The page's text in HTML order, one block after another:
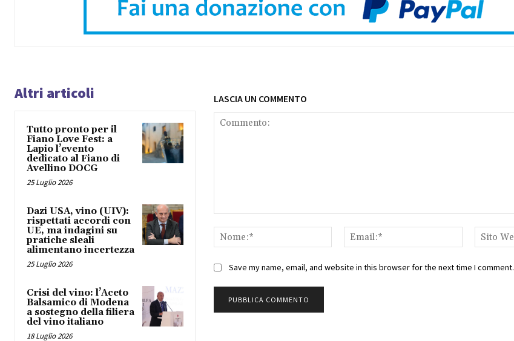
Altri articoli
Tutto pronto per il
Fiano Love Fest: a
Lapio l’evento
dedicato al Fiano di
Avellino DOCG
25 Luglio 2026
Dazi USA, vino (UIV):
rispettati accordi con
UE, ma indagini su
pratiche sleali
alimentano incertezza
25 Luglio 2026
Crisi del vino: l’Aceto
Balsamico di Modena
a sostegno della filiera
del vino italiano
18 Luglio 2026
LASCIA UN COMMENTO
Nome:*
Email:*
Save my name, email, and website in this browser for the next time I comment.